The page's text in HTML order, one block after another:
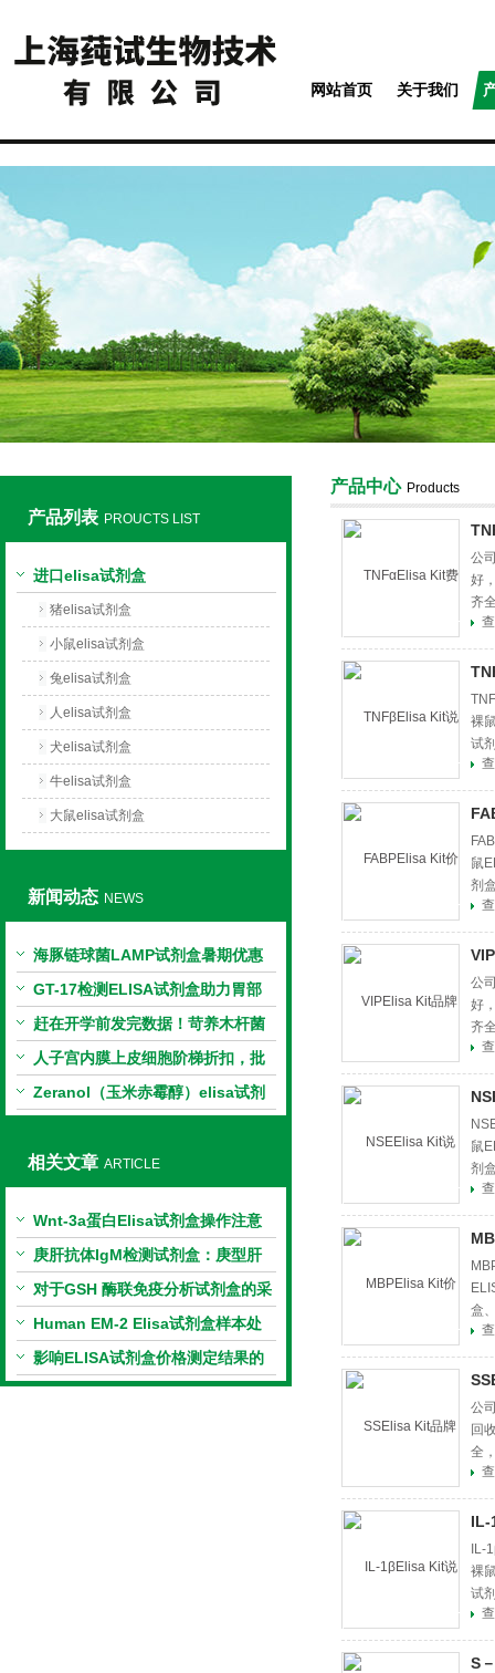
网站首页 关于我们
产品列表 PROUCTS LIST
进口elisa试剂盒
猪elisa试剂盒
小鼠elisa试剂盒
兔elisa试剂盒
人elisa试剂盒
犬elisa试剂盒
牛elisa试剂盒
大鼠elisa试剂盒
新闻动态 NEWS
海豚链球菌LAMP试剂盒暑期优惠
GT-17检测ELISA试剂盒助力胃部
相关指标样本定量研究
赶在开学前发完数据！苛养木杆菌
PCR检测试剂盒暑假优惠开启
人子宫内膜上皮细胞阶梯折扣，批
量更划算
Zeranol（玉米赤霉醇）elisa试剂
相关文章 ARTICLE
Wnt-3a蛋白Elisa试剂盒操作注意
事项
庚肝抗体IgM检测试剂盒：庚型肝
炎病毒感染的早期“侦察兵”
对于GSH 酶联免疫分析试剂盒的采
集保存及反应步骤，你够了解吗？
Human EM-2 Elisa试剂盒样本处
理及要求
影响ELISA试剂盒价格测定结果的
因素
产品中心 Products
公
好
齐
裸
试
鼠
剂
公
好
齐
鼠
剂
盒
公
回
全
IL-
IL-
裸
试
S